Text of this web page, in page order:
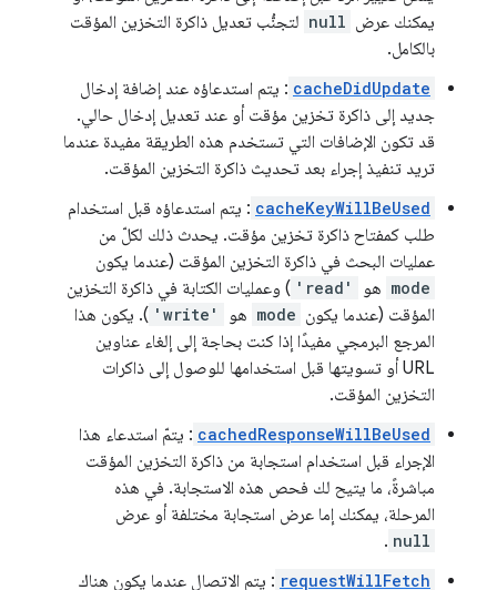
يمكنك عرض null لتجنُّب تعديل ذاكرة التخزين المؤقت
بالكامل.
cacheDidUpdate : يتم استدعاؤه عند إضافة إدخال
جديد إلى ذاكرة تخزين مؤقت أو عند تعديل إدخال حالي.
قد تكون الإضافات التي تستخدم هذه الطريقة مفيدة عندما
تريد تنفيذ إجراء بعد تحديث ذاكرة التخزين المؤقت.
cacheKeyWillBeUsed : يتم استدعاؤه قبل استخدام
طلب كمفتاح ذاكرة تخزين مؤقت. يحدث ذلك لكلّ من
عمليات البحث في ذاكرة التخزين المؤقت (عندما يكون
mode هو 'read' ) وعمليات الكتابة في ذاكرة التخزين
المؤقت (عندما يكون mode هو 'write' ). يكون هذا
المرجع البرمجي مفيدًا إذا كنت بحاجة إلى إلغاء عناوين
URL أو تسويتها قبل استخدامها للوصول إلى ذاكرات
التخزين المؤقت.
cachedResponseWillBeUsed : يتمّ استدعاء هذا
الإجراء قبل استخدام استجابة من ذاكرة التخزين المؤقت
مباشرةً، ما يتيح لك فحص هذه الاستجابة. في هذه
المرحلة، يمكنك إما عرض استجابة مختلفة أو عرض
null
.
requestWillFetch : يتم الاتصال عندما يكون هناك